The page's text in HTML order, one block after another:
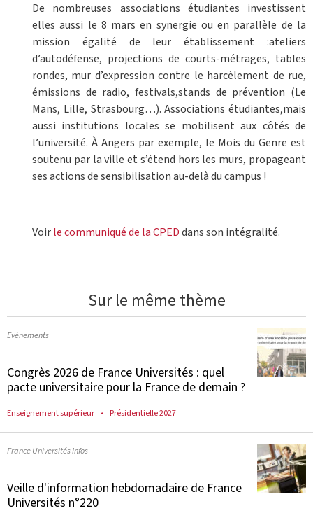
De nombreuses associations étudiantes investissent
elles aussi le 8 mars en synergie ou en parallèle de la
mission égalité de leur établissement :ateliers
d’autodéfense, projections de courts-métrages, tables
rondes, mur d’expression contre le harcèlement de rue,
émissions de radio, festivals,stands de prévention (Le
Mans, Lille, Strasbourg…). Associations étudiantes,mais
aussi institutions locales se mobilisent aux côtés de
l’université. À Angers par exemple, le Mois du Genre est
soutenu par la ville et s’étend hors les murs, propageant
ses actions de sensibilisation au-delà du campus !
Voirle communiqué de la CPEDdans son intégralité.
Sur le même thème
Evénements
Congrès 2026 de France Universités : quel
pacte universitaire pour la France de demain ?
Enseignement supérieur Présidentielle 2027
France Universités Infos
Veille d'information hebdomadaire de France
Universités n°220